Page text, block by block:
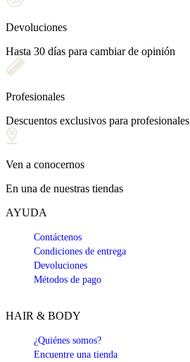
Devoluciones
Hasta 30 días para cambiar de opinión
Profesionales
Descuentos exclusivos para profesionales
Ven a conocernos
En una de nuestras tiendas
AYUDA
Contáctenos
Condiciones de entrega
Devoluciones
Métodos de pago
HAIR & BODY
¿Quiénes somos?
Encuentre una tienda